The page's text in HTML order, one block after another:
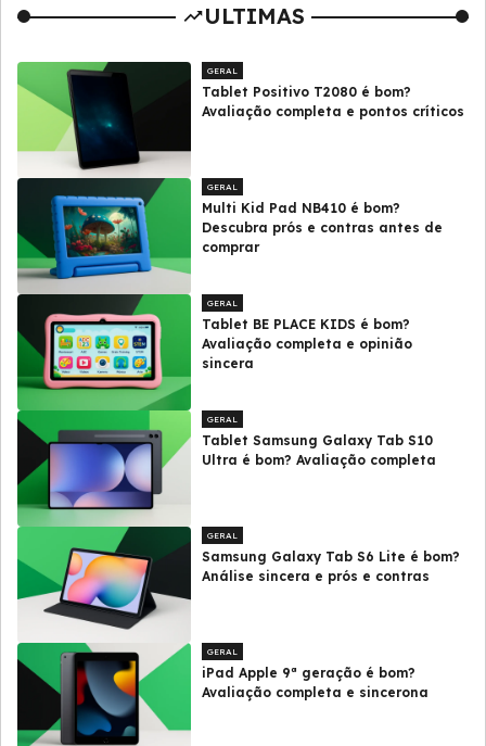
ULTIMAS
GERAL
Tablet Positivo T2080 é bom?
Avaliação completa e pontos críticos
GERAL
Multi Kid Pad NB410 é bom?
Descubra prós e contras antes de
comprar
GERAL
Tablet BE PLACE KIDS é bom?
Avaliação completa e opinião
sincera
GERAL
Tablet Samsung Galaxy Tab S10
Ultra é bom? Avaliação completa
GERAL
Samsung Galaxy Tab S6 Lite é bom?
Análise sincera e prós e contras
GERAL
iPad Apple 9ª geração é bom?
Avaliação completa e sincerona